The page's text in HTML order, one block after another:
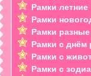
Рамки летние
Рамки
Рамки разные
Рамки с днём
Рамки с
Рамки с